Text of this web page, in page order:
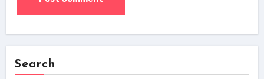
Search